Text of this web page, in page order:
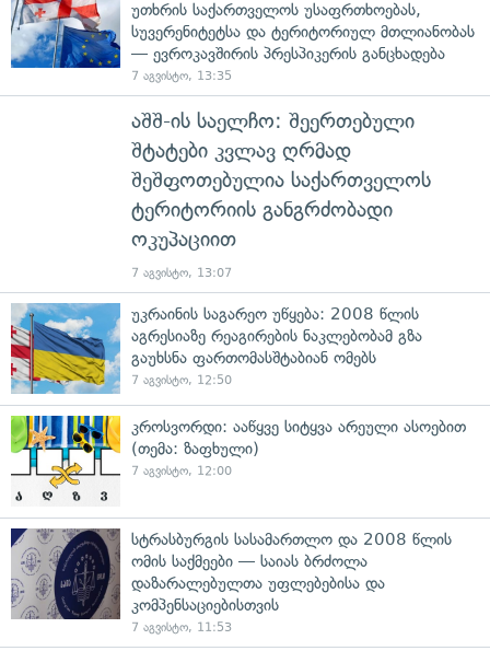
უთხრის საქართველოს უსაფრთხოებას,
სუვერენიტეტსა და ტერიტორიულ მთლიანობას
— ევროკავშირის პრესპიკერის განცხადება
7 აგვისტო, 13:35
აშშ-ის საელჩო: შეერთებული
შტატები კვლავ ღრმად
შეშფოთებულია საქართველოს
ტერიტორიის განგრძობადი
ოკუპაციით
7 აგვისტო, 13:07
უკრაინის საგარეო უწყება: 2008 წლის
აგრესიაზე რეაგირების ნაკლებობამ გზა
გაუხსნა ფართომასშტაბიან ომებს
7 აგვისტო, 12:50
კროსვორდი: ააწყვე სიტყვა არეული ასოებით
(თემა: ზაფხული)
7 აგვისტო, 12:00
სტრასბურგის სასამართლო და 2008 წლის
ომის საქმეები — საიას ბრძოლა
დაზარალებულთა უფლებებისა და
კომპენსაციებისთვის
7 აგვისტო, 11:53